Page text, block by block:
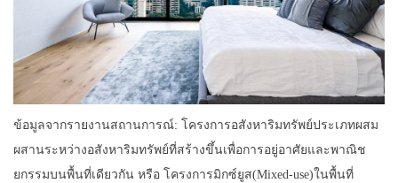
ข้อมูลจากรายงานสถานการณ์: โครงการอสังหาริมทรัพย์ประเภทผสม
ผสานระหว่างอสังหาริมทรัพย์ที่สร้างขึ้นเพื่อการอยู่อาศัยและพาณิช
ยกรรมบนพื้นที่เดียวกัน หรือ โครงการมิกซ์ยูส(Mixed-use)ในพื้นที่